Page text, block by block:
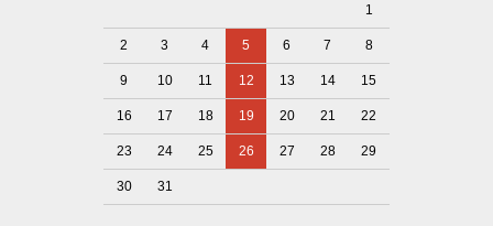
1
2 3 4 5 6 7 8
9 10 11 12 13 14 15
16 17 18 19 20 21 22
23 24 25 26 27 28 29
30 31